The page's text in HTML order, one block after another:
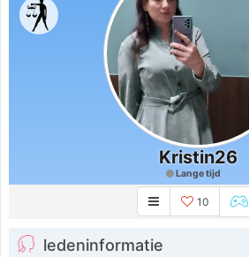
Kristin26
Lange tijd
10
ledeninformatie